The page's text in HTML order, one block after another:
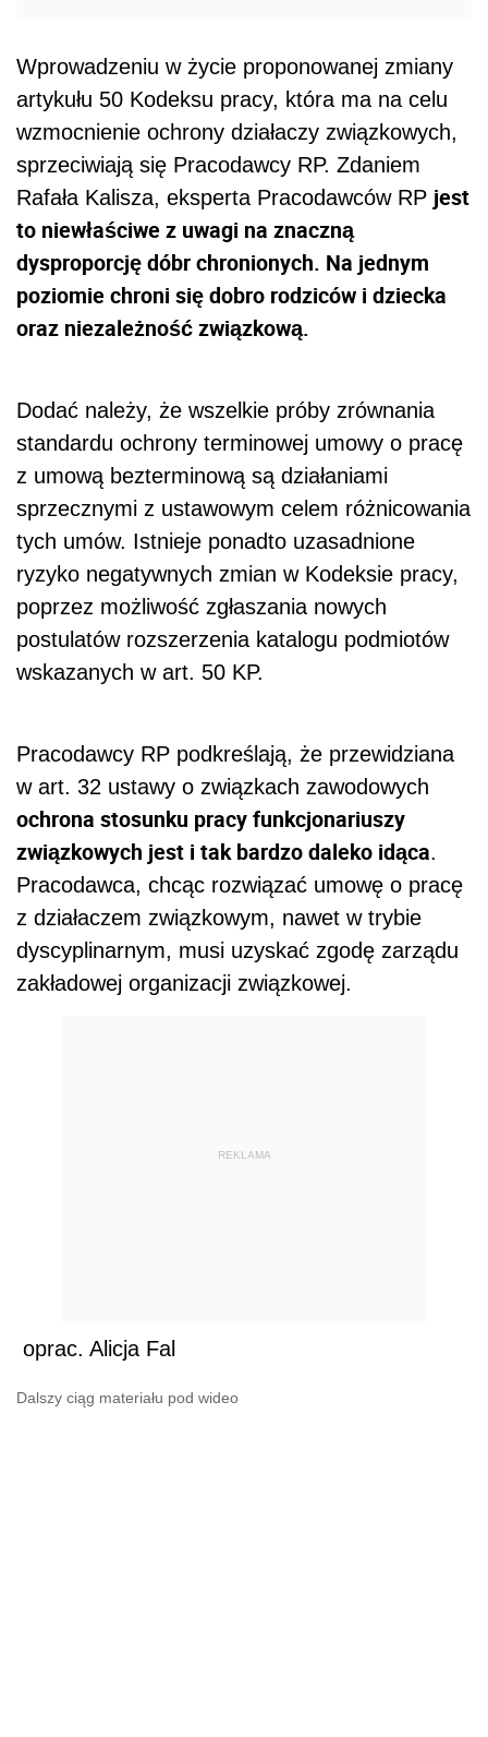
Wprowadzeniu w życie proponowanej zmiany
artykułu 50 Kodeksu pracy, która ma na celu
wzmocnienie ochrony działaczy związkowych,
sprzeciwiają się Pracodawcy RP. Zdaniem
Rafała Kalisza, eksperta Pracodawców RP jest
to niewłaściwe z uwagi na znaczną
dysproporcję dóbr chronionych. Na jednym
poziomie chroni się dobro rodziców i dziecka
oraz niezależność związkową.
Dodać należy, że wszelkie próby zrównania
standardu ochrony terminowej umowy o pracę
z umową bezterminową są działaniami
sprzecznymi z ustawowym celem różnicowania
tych umów. Istnieje ponadto uzasadnione
ryzyko negatywnych zmian w Kodeksie pracy,
poprzez możliwość zgłaszania nowych
postulatów rozszerzenia katalogu podmiotów
wskazanych w art. 50 KP.
Pracodawcy RP podkreślają, że przewidziana
w art. 32 ustawy o związkach zawodowych
ochrona stosunku pracy funkcjonariuszy
związkowych jest i tak bardzo daleko idąca.
Pracodawca, chcąc rozwiązać umowę o pracę
z działaczem związkowym, nawet w trybie
dyscyplinarnym, musi uzyskać zgodę zarządu
zakładowej organizacji związkowej.
REKLAMA
oprac. Alicja Fal
Dalszy ciąg materiału pod wideo